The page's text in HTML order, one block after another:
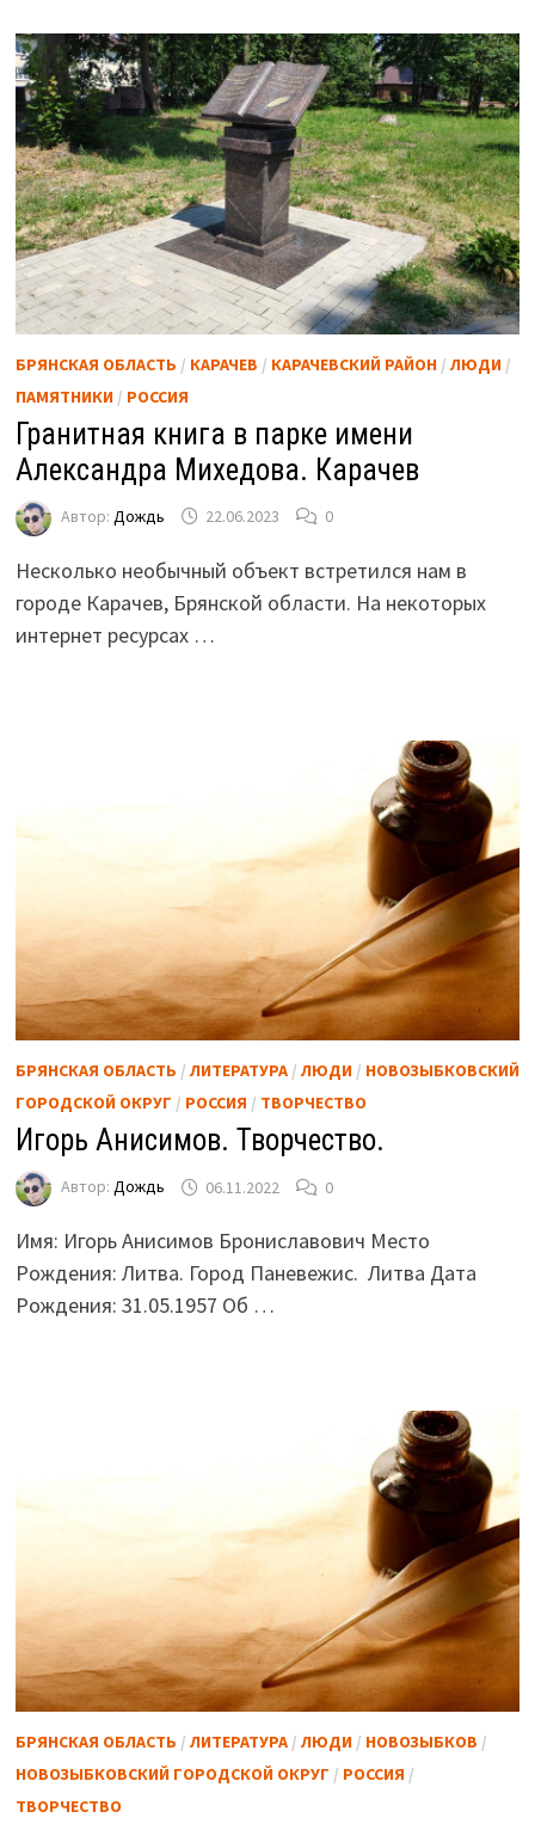
БРЯНСКАЯ ОБЛАСТЬ / КАРАЧЕВ / КАРАЧЕВСКИЙ РАЙОН/ЛЮДИ/
ПАМЯТНИКИ/ РОССИЯ
Гранитная книга в парке имени
Александра Михедова. Карачев
Автор: Дождь 22.06.2023 0
Несколько необычный объект встретился нам в
городе Карачев, Брянской области. На некоторых
интернет ресурсах …
БРЯНСКАЯ ОБЛАСТЬ /ЛИТЕРАТУРА/ЛЮДИ/ НОВОЗЫБКОВСКИЙ
ГОРОДСКОЙ ОКРУГ / РОССИЯ / ТВОРЧЕСТВО
Игорь Анисимов. Творчество.
Автор: Дождь 06.11.2022 0
Имя: Игорь Анисимов Брониславович Место
Рождения: Литва. Город Паневежис. Литва Дата
Рождения: 31.05.1957 Об …
БРЯНСКАЯ ОБЛАСТЬ /ЛИТЕРАТУРА/ЛЮДИ/ НОВОЗЫБКОВ /
НОВОЗЫБКОВСКИЙ ГОРОДСКОЙ ОКРУГ / РОССИЯ /
ТВОРЧЕСТВО